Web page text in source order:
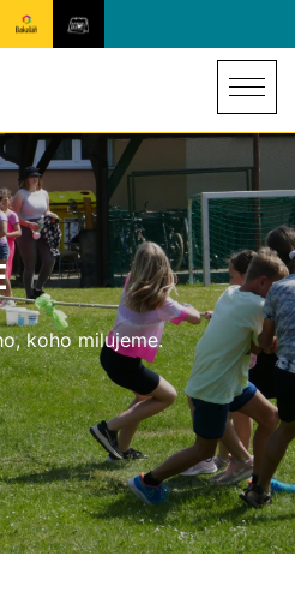
koho milujeme.